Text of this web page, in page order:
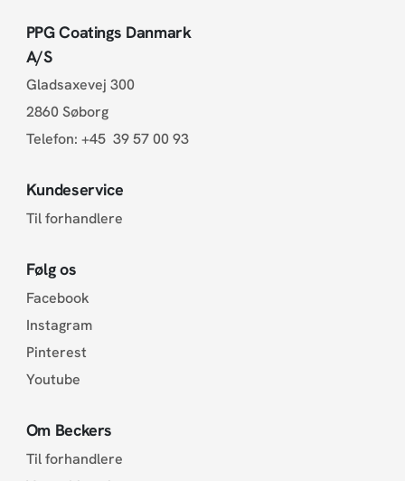
PPG Coatings Danmark
A/S
Gladsaxevej 300
2860 Søborg
Telefon: +45 39 57 00 93
Kundeservice
Til forhandlere
Følg os
Facebook
Instagram
Pinterest
Youtube
Om Beckers
Til forhandlere